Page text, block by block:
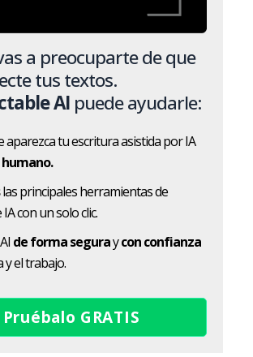
a preocuparte de que
tus textos.
AI puede ayudarle:
aparezca tu escritura asistida por IA
las principales herramientas de
con un solo clic.
AI de forma seguraycon confianza
y el trabajo.
Pruébalo GRATIS